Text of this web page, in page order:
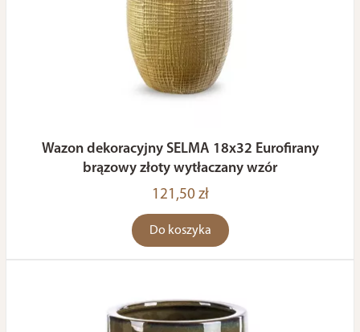
Wazon dekoracyjny SELMA 18x32 Eurofirany
brązowy złoty wytłaczany wzór
121,50 zł
Do koszyka